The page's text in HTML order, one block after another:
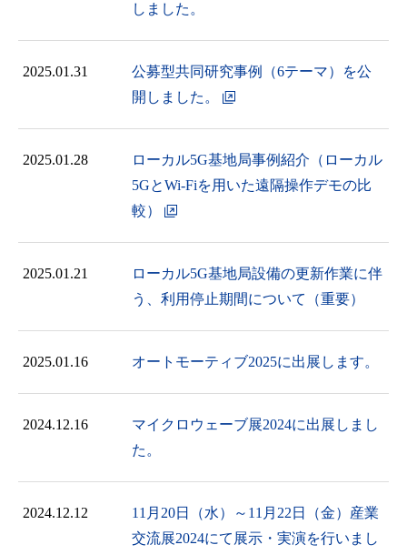
しました。
2025.01.31
公募型共同研究事例（6テーマ）を公
開しました。
2025.01.28
ローカル5G基地局事例紹介（ローカル
5GとWi-Fiを用いた遠隔操作デモの比
較）
2025.01.21
ローカル5G基地局設備の更新作業に伴
う、利用停止期間について（重要）
2025.01.16 オートモーティブ2025に出展します。
2024.12.16
マイクロウェーブ展2024に出展しまし
た。
2024.12.12
11月20日（水）～11月22日（金）産業
交流展2024にて展示・実演を行いまし